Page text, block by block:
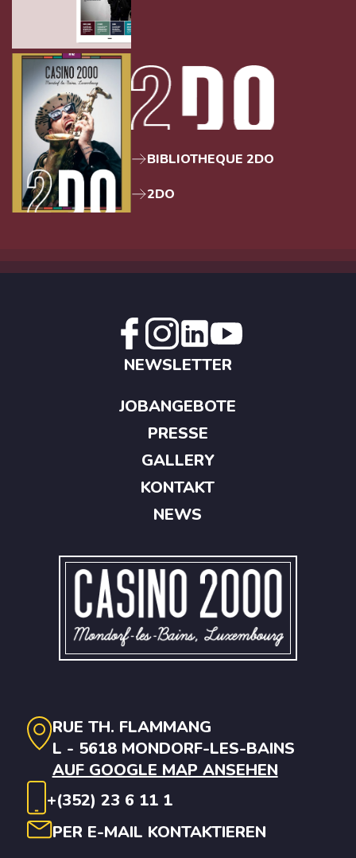
BIBLIOTHEQUE 2DO
2DO
RUE TH. FLAMMANG
L - 5618 MONDORF-LES-BAINS
AUF GOOGLE MAP ANSEHEN
+(352) 23 6 11 1
PER E-MAIL KONTAKTIEREN
NEWSLETTER
JOBANGEBOTE
PRESSE
GALLERY
KONTAKT
NEWS